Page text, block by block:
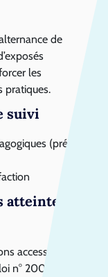
de
les
pratiques.
suivi
(pré-
accessibles
n° 2005- 102